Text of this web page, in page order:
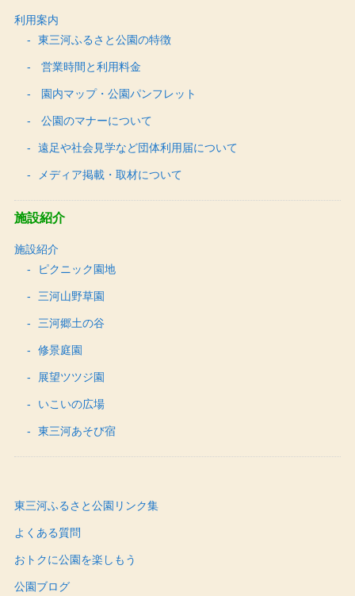
利用案内
東三河ふるさと公園の特徴
営業時間と利用料金
園内マップ・公園パンフレット
公園のマナーについて
遠足や社会見学など団体利用届について
メディア掲載・取材について
施設紹介
施設紹介
ピクニック園地
三河山野草園
三河郷土の谷
修景庭園
展望ツツジ園
いこいの広場
東三河あそび宿
東三河ふるさと公園リンク集
よくある質問
おトクに公園を楽しもう
公園ブログ